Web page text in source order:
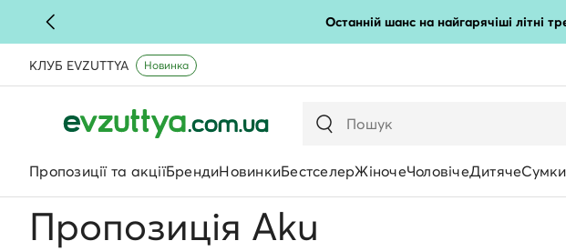
Останній шанс на найгарячіші літні
КЛУБ EVZUTTYA Новинка
Пропозиції та акціїБрендиНовинкиБестселерЖіночеЧоловічеДитячеСумки
Пропозиція Aku